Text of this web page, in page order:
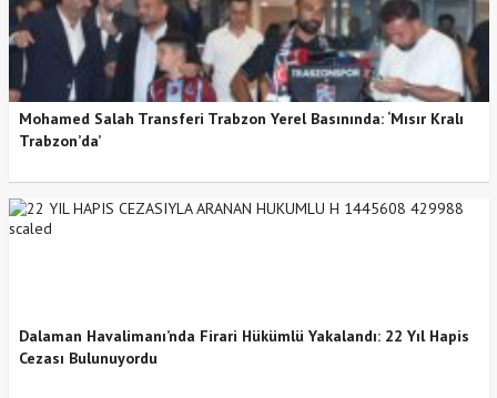
Mohamed Salah Transferi Trabzon Yerel Basınında: ‘Mısır Kralı
Trabzon’da’
Dalaman Havalimanı’nda Firari Hükümlü Yakalandı: 22 Yıl Hapis
Cezası Bulunuyordu